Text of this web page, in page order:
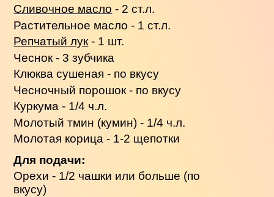
Сливочное масло - 2 ст.л.
Растительное масло - 1 ст.л.
Репчатый лук- 1 шт.
Чеснок - 3 зубчика
Клюква сушеная - по вкусу
Чесночный порошок - по вкусу
Куркума - 1/4 ч.л.
Молотый тмин (кумин) - 1/4 ч.л.
Молотая корица - 1-2 щепотки
Для подачи:
Орехи - 1/2 чашки или больше (по
вкусу)